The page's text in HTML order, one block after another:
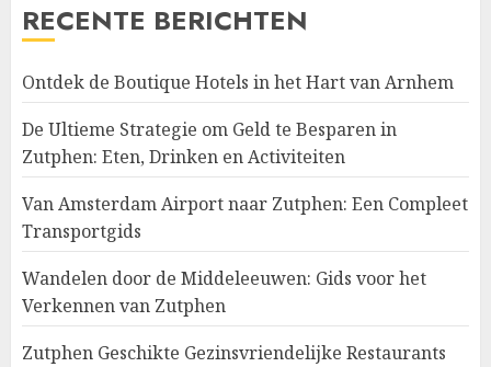
RECENTE BERICHTEN
Ontdek de Boutique Hotels in het Hart van Arnhem
De Ultieme Strategie om Geld te Besparen in
Zutphen: Eten, Drinken en Activiteiten
Van Amsterdam Airport naar Zutphen: Een Compleet
Transportgids
Wandelen door de Middeleeuwen: Gids voor het
Verkennen van Zutphen
Zutphen Geschikte Gezinsvriendelijke Restaurants